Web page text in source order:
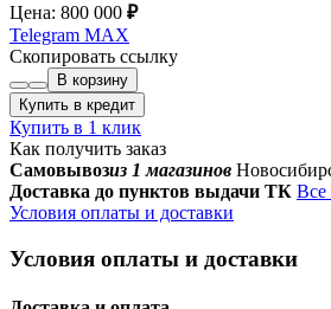
Цена: 800 000 ₽
Telegram MAX
Скопировать ссылку
В корзину
Купить в кредит
Купить в 1 клик
Как получить заказ
Самовывозиз 1 магазинов
Доставка до пунктов выдачи ТК Все
Условия оплаты и доставки
Условия оплаты и доставки